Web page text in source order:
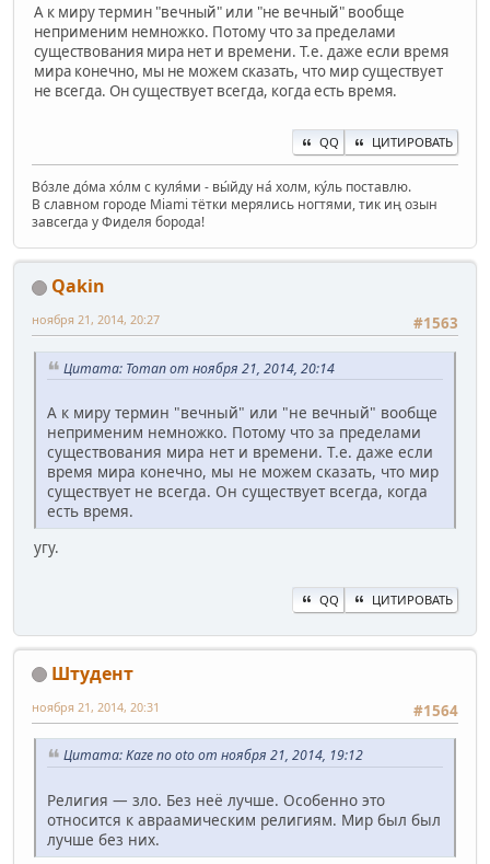
А к миру термин "вечный" или "не вечный" вообще
неприменим немножко. Потому что за пределами
существования мира нет и времени. Т.е. даже если время
мира конечно, мы не можем сказать, что мир существует
не всегда. Он существует всегда, когда есть время.
QQ ЦИТИРОВАТЬ
Во́зле до́ма хо́лм с куля́ми - вы́йду на́ холм, ку́ль поставлю.
В славном городе Miami тётки мерялись ногтями, тик иң озын
завсегда у Фиделя борода!
Qakin
#1563
ноября 21, 2014, 20:27
Цитата: Toman от ноября 21, 2014, 20:14
А к миру термин "вечный" или "не вечный" вообще
неприменим немножко. Потому что за пределами
существования мира нет и времени. Т.е. даже если
время мира конечно, мы не можем сказать, что мир
существует не всегда. Он существует всегда, когда
есть время.
угу.
QQ ЦИТИРОВАТЬ
Штудент
#1564
ноября 21, 2014, 20:31
Цитата: Kaze no oto от ноября 21, 2014, 19:12
Религия — зло. Без неё лучше. Особенно это
относится к авраамическим религиям. Мир был был
лучше без них.